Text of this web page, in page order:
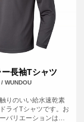
長袖Tシャツ
WUNDOU
りのいい給水速乾素
ライTシャツです。お
バリエーションは、